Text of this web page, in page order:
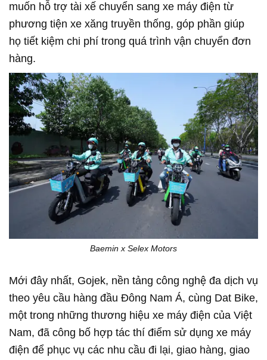
muốn hỗ trợ tài xế chuyển sang xe máy điện từ
phương tiện xe xăng truyền thống, góp phần giúp
họ tiết kiệm chi phí trong quá trình vận chuyển đơn
hàng.
Baemin x Selex Motors
Mới đây nhất, Gojek, nền tảng công nghệ đa dịch vụ
theo yêu cầu hàng đầu Đông Nam Á, cùng Dat Bike,
một trong những thương hiệu xe máy điện của Việt
Nam, đã công bố hợp tác thí điểm sử dụng xe máy
điện để phục vụ các nhu cầu đi lại, giao hàng, giao